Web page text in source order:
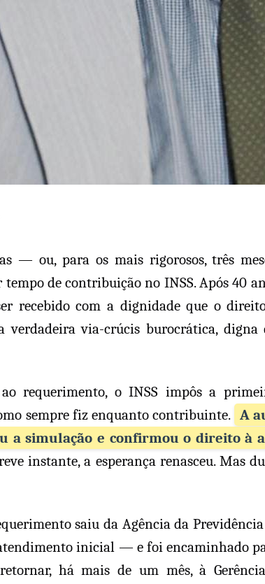
— ou, para os mais rigorosos, três
de contribuição no INSS. Após 40
recebido com a dignidade que o
verdadeira via-crúcis burocrática,
requerimento, o INSS impôs a
sempre fiz enquanto contribuinte. A
a simulação e confirmou o direito à
instante, a esperança renasceu. Mas
saiu da Agência da
inicial — e foi encaminhado
há mais de um mês, à